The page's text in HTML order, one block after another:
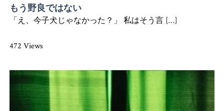
もう野良ではない
「え、今子犬じゃなかった？」 私はそう言 […]
472 Views